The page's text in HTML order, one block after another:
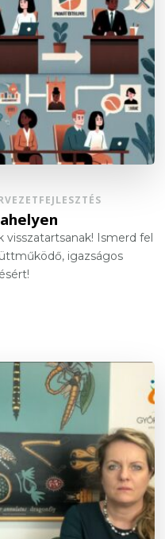
Ismerd fel
igazságos